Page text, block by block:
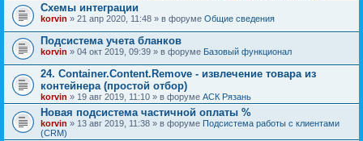
Схемы интеграции
korvin » 21 апр 2020, 11:48 » в форуме Общие сведения
Подсистема учета бланков
korvin » 04 окт 2019, 09:39 » в форуме Базовый функционал
24. Container.Content.Remove - извлечение товара из
контейнера (простой отбор)
korvin » 19 авг 2019, 11:10 » в форуме АСК Рязань
Новая подсистема частичной оплаты %
korvin » 13 авг 2019, 11:38 » в форуме Подсистема работы с клиентами
(CRM)